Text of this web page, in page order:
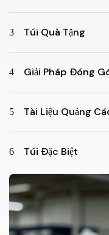
3 Túi Quà Tặng
4 Giải Pháp Đóng
5 Tài Liệu Quảng
6 Túi Đặc Biệt